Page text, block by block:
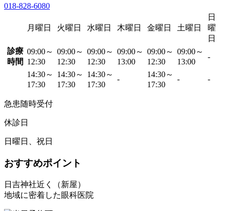
018-828-6080
月曜日 火曜日 水曜日 木曜日 金曜日 土曜日
日
曜
日
診療
時間
09:00～
12:30
09:00～
12:30
09:00～
12:30
09:00～
13:00
09:00～
12:30
09:00～
13:00
-
14:30～
17:30
14:30～
17:30
14:30～
17:30
-
14:30～
17:30
- -
急患随時受付
休診日
日曜日、祝日
おすすめポイント
日吉神社近く（新屋）
地域に密着した眼科医院